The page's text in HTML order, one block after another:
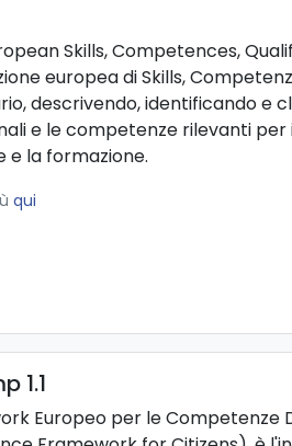
Skills, Competences,
europea di Skills,
descrivendo, identificando e
e le competenze rilevanti
e la formazione.
qui
1.1
Europeo per le Competenze